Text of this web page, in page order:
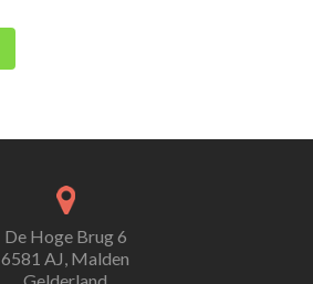
De Hoge Brug 6
6581 AJ, Malden